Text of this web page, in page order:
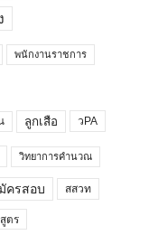
พนักงานราชการ
ลูกเสือ วPA
วิทยาการคำนวณ
ครสอบ สสวท
ตร